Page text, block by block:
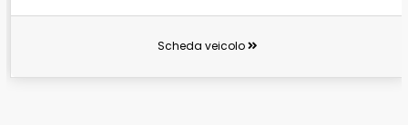
Scheda veicolo